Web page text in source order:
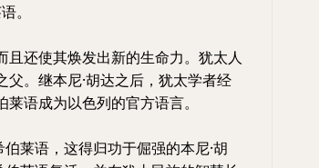
。
且还使其焕发出新的生命力。犹太人
父。继本尼·胡达之后，犹太学者经
语成为以色列的官方语言。
语，这得归功于倔强的本尼·胡